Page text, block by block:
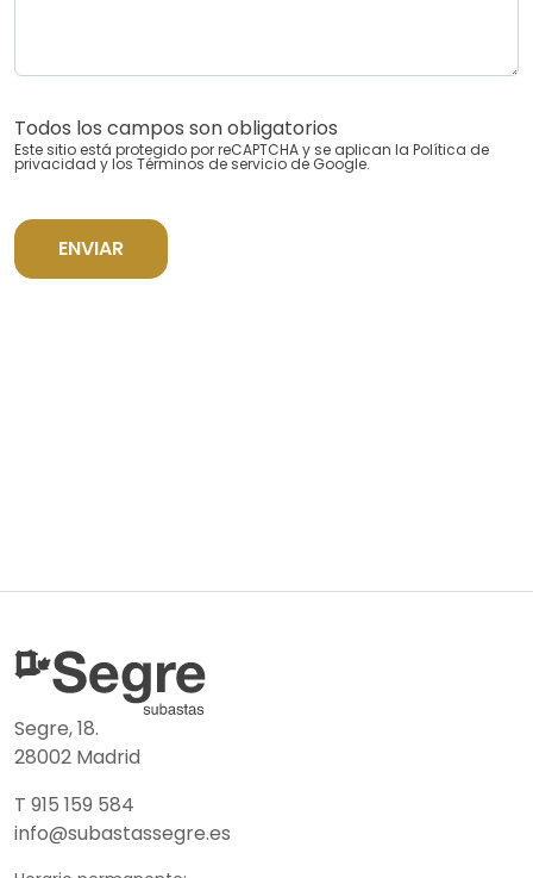
Todos los campos son obligatorios
Este sitio está protegido por reCAPTCHA y se aplican la Política de
privacidad y los Términos de servicio de Google.
ENVIAR
Segre, 18.
28002 Madrid
T 915 159 584
info@subastassegre.es